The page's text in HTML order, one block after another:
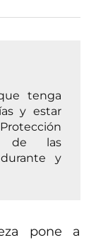
tenga
y estar
de las
y
pone a